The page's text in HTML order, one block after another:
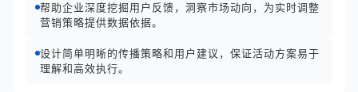
帮助企业深度挖掘用户反馈，洞察市场动向，为实时调整
营销策略提供数据依据。
设计简单明晰的传播策略和用户建议，保证活动方案易于
理解和高效执行。